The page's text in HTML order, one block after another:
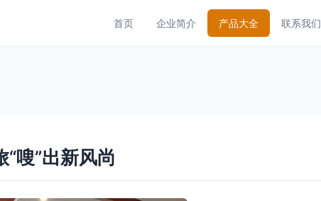
首页 企业简介 产品大全 联系我们
嗖”出新风尚